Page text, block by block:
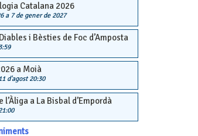
Catalana 2026
a 7 de gener de 2027
i Bèsties de Foc d’Amposta
a Moià
d'agost 20:30
l’Àliga a La Bisbal d’Empordà